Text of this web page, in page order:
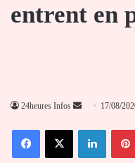
entrent en
24heures Infos
Envoyer
courriel
17/08/
FacebookX